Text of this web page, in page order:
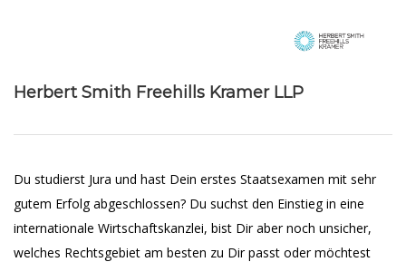
Herbert Smith Freehills Kramer LLP
Du studierst Jura und hast Dein erstes Staatsexamen mit sehr
gutem Erfolg abgeschlossen? Du suchst den Einstieg in eine
internationale Wirtschaftskanzlei, bist Dir aber noch unsicher,
welches Rechtsgebiet am besten zu Dir passt oder möchtest